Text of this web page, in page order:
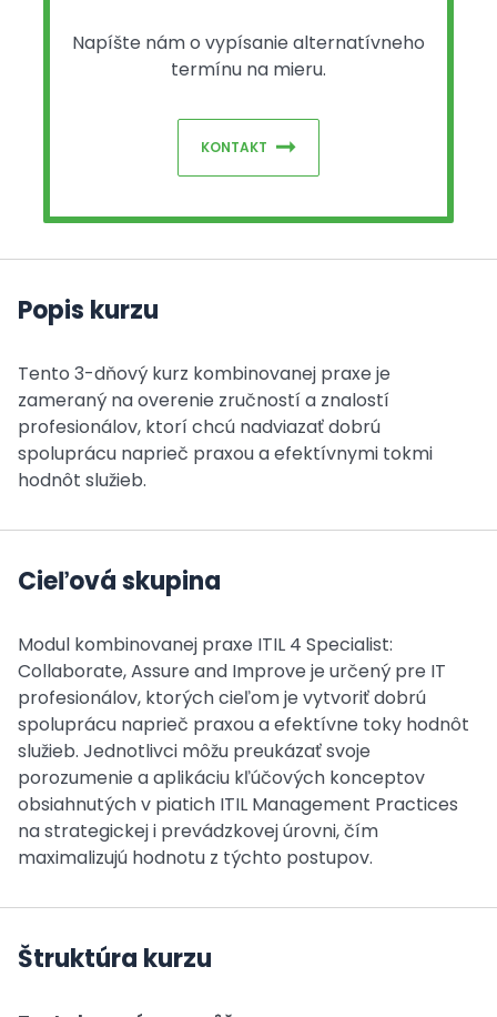
Napíšte nám o vypísanie alternatívneho
termínu na mieru.
KONTAKT
Popis kurzu
Tento 3-dňový kurz kombinovanej praxe je
zameraný na overenie zručností a znalostí
profesionálov, ktorí chcú nadviazať dobrú
spoluprácu naprieč praxou a efektívnymi tokmi
hodnôt služieb.
Cieľová skupina
Modul kombinovanej praxe ITIL 4 Specialist:
Collaborate, Assure and Improve je určený pre IT
profesionálov, ktorých cieľom je vytvoriť dobrú
spoluprácu naprieč praxou a efektívne toky hodnôt
služieb. Jednotlivci môžu preukázať svoje
porozumenie a aplikáciu kľúčových konceptov
obsiahnutých v piatich ITIL Management Practices
na strategickej i prevádzkovej úrovni, čím
maximalizujú hodnotu z týchto postupov.
Štruktúra kurzu